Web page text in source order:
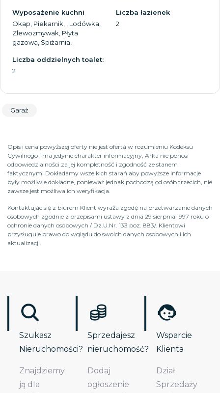
Wyposażenie kuchni
Okap, Piekarnik, , Lodówka,
Zlewozmywak, Płyta
gazowa, Spiżarnia,
Liczba łazienek
2
Liczba oddzielnych toalet:
2
Garaż
Opis i cena powyższej oferty nie jest ofertą w rozumieniu Kodeksu
Cywilnego i ma jedynie charakter informacyjny, Arka nie ponosi
odpowiedzialności za jej kompletność i zgodność ze stanem
faktycznym. Dokładamy wszelkich starań aby powyższe informacje
były możliwie dokładne, ponieważ jednak pochodzą od osób trzecich, nie
zawsze jest możliwa ich weryfikacja.
Kontaktując się z biurem Klient wyraża zgodę na przetwarzanie danych
osobowych zgodnie z przepisami ustawy z dnia 29 sierpnia 1997 roku o
ochronie danych osobowych / Dz.U.Nr. 133 poz. 883/. Klientowi
przysługuje prawo do wglądu do swoich danych osobowych i ich
aktualizacji.
Szukasz
Nieruchomości?
Znajdziemy
ją dla
Sprzedajesz
nieruchomość?
Dodaj
ogłoszenie
Wsparcie
Klienta
Dział
Sprzedaży